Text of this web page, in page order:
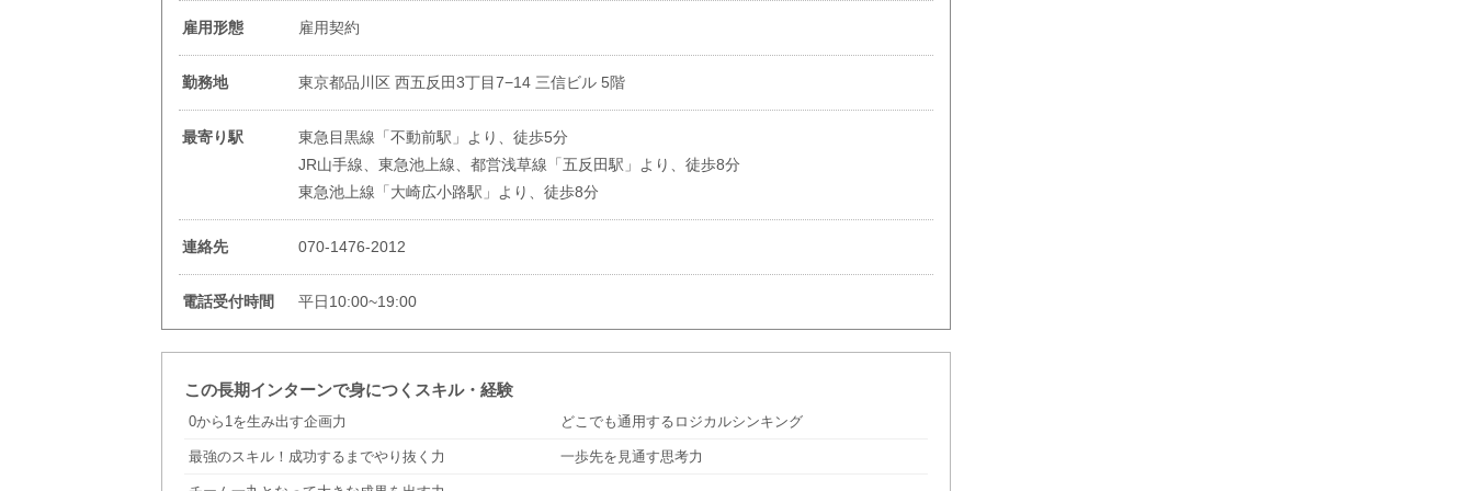
雇用形態 雇用契約
勤務地 東京都品川区 西五反田3丁目7−14 三信ビル 5階
最寄り駅
東急目黒線「不動前駅」より、徒歩5分
JR山手線、東急池上線、都営浅草線「五反田駅」より、徒歩8分
東急池上線「大崎広小路駅」より、徒歩8分
連絡先 070-1476-2012
電話受付時間 平日10:00~19:00
この長期インターンで身につくスキル・経験
0から1を生み出す企画力 どこでも通用するロジカルシンキング
最強のスキル！成功するまでやり抜く力 一歩先を見通す思考力